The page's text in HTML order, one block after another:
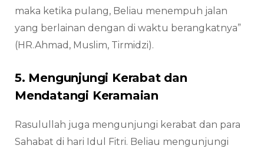
maka ketika pulang, Beliau menempuh jalan
yang berlainan dengan di waktu berangkatnya”
(HR.Ahmad, Muslim, Tirmidzi).
5. Mengunjungi Kerabat dan
Mendatangi Keramaian
Rasulullah juga mengunjungi kerabat dan para
Sahabat di hari Idul Fitri. Beliau mengunjungi